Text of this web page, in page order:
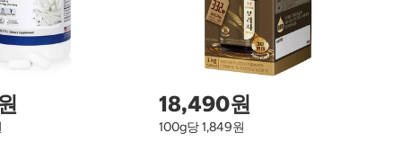
18,490원
100g당 1,849원